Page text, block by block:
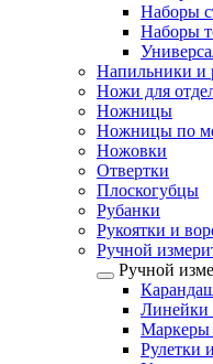
Наборы
Наборы
Напильники и
Ножи для
Ножницы
Ножницы по
Ножовки
Отвертки
Плоскогубцы
Рубанки
Рукоятки и
Ручной
Ручной
Линейки
Маркеры
Рулетки